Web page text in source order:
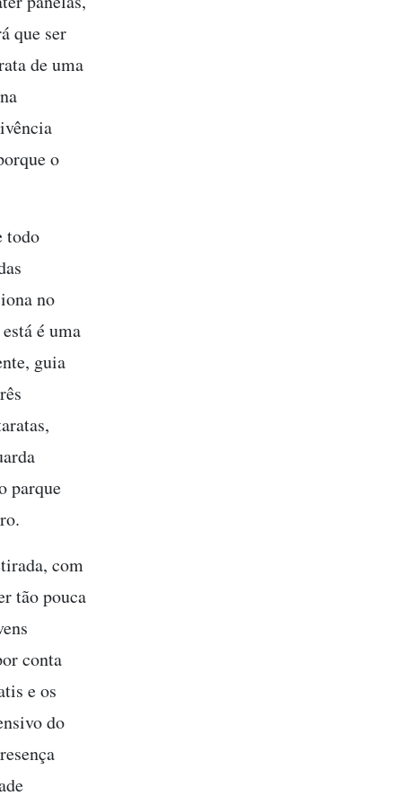
que ser
de uma
o
todo
no
é uma
guia
parque
com
tão pouca
conta
e os
do